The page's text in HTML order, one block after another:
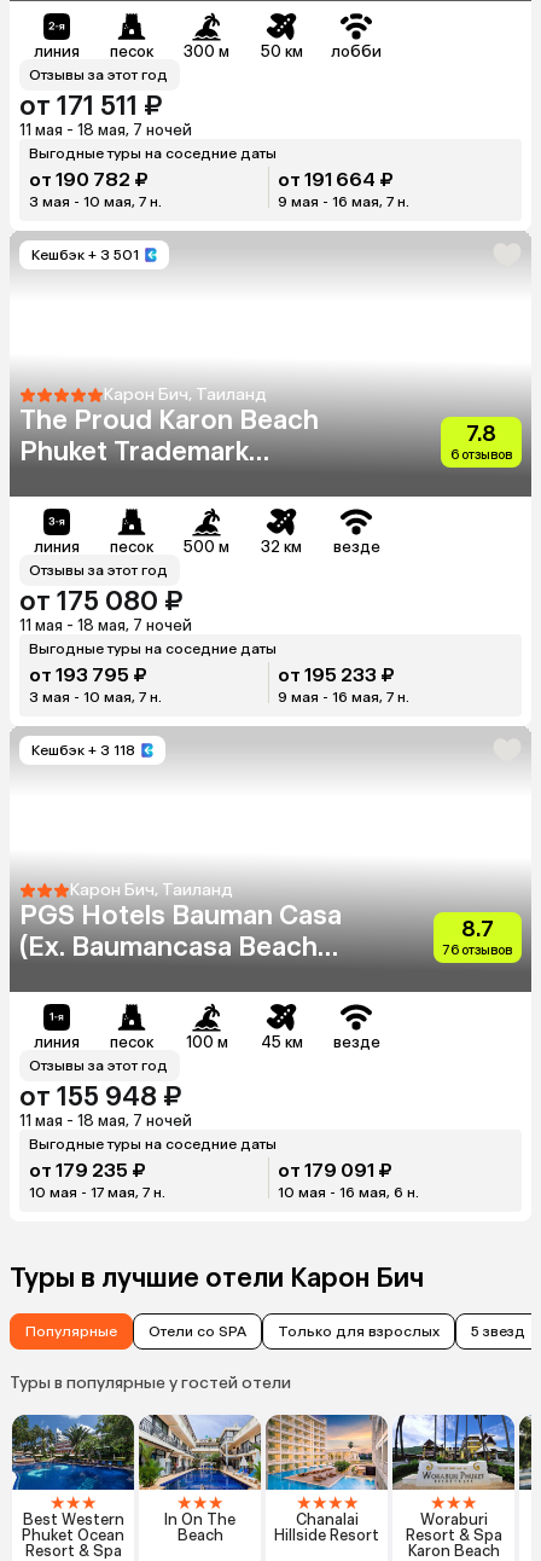
линия песок 300 м 50 км лобби
Отзывы за этот год
от 171 511 ₽
11 мая - 18 мая, 7 ночей
Выгодные туры на соседние даты
от 190 782 ₽
3 мая - 10 мая, 7 н.
от 191 664 ₽
9 мая - 16 мая, 7 н.
Кешбэк + 3 501
Карон Бич, Таиланд
The Proud Karon Beach
Phuket Trademark
7.8
6 отзывов
линия песок 500 м 32 км везде
Отзывы за этот год
от 175 080 ₽
11 мая - 18 мая, 7 ночей
Выгодные туры на соседние даты
от 193 795 ₽
3 мая - 10 мая, 7 н.
от 195 233 ₽
9 мая - 16 мая, 7 н.
Кешбэк + 3 118
Карон Бич, Таиланд
PGS Hotels Bauman Casa
(Ex. Baumancasa Beach
8.7
76 отзывов
линия песок 100 м 45 км везде
Отзывы за этот год
от 155 948 ₽
11 мая - 18 мая, 7 ночей
Выгодные туры на соседние даты
от 179 235 ₽
10 мая - 17 мая, 7 н.
от 179 091 ₽
10 мая - 16 мая, 6 н.
Туры в лучшие отели Карон Бич
Популярные Отели со SPA Только для взрослых 5 звезд
Туры в популярные у гостей отели
★★★
Best Western
Phuket Ocean
Resort & Spa
★★★
In On The
Beach
★★★★
Chanalai
Hillside Resort
★★★
Woraburi
Resort & Spa
Karon Beach